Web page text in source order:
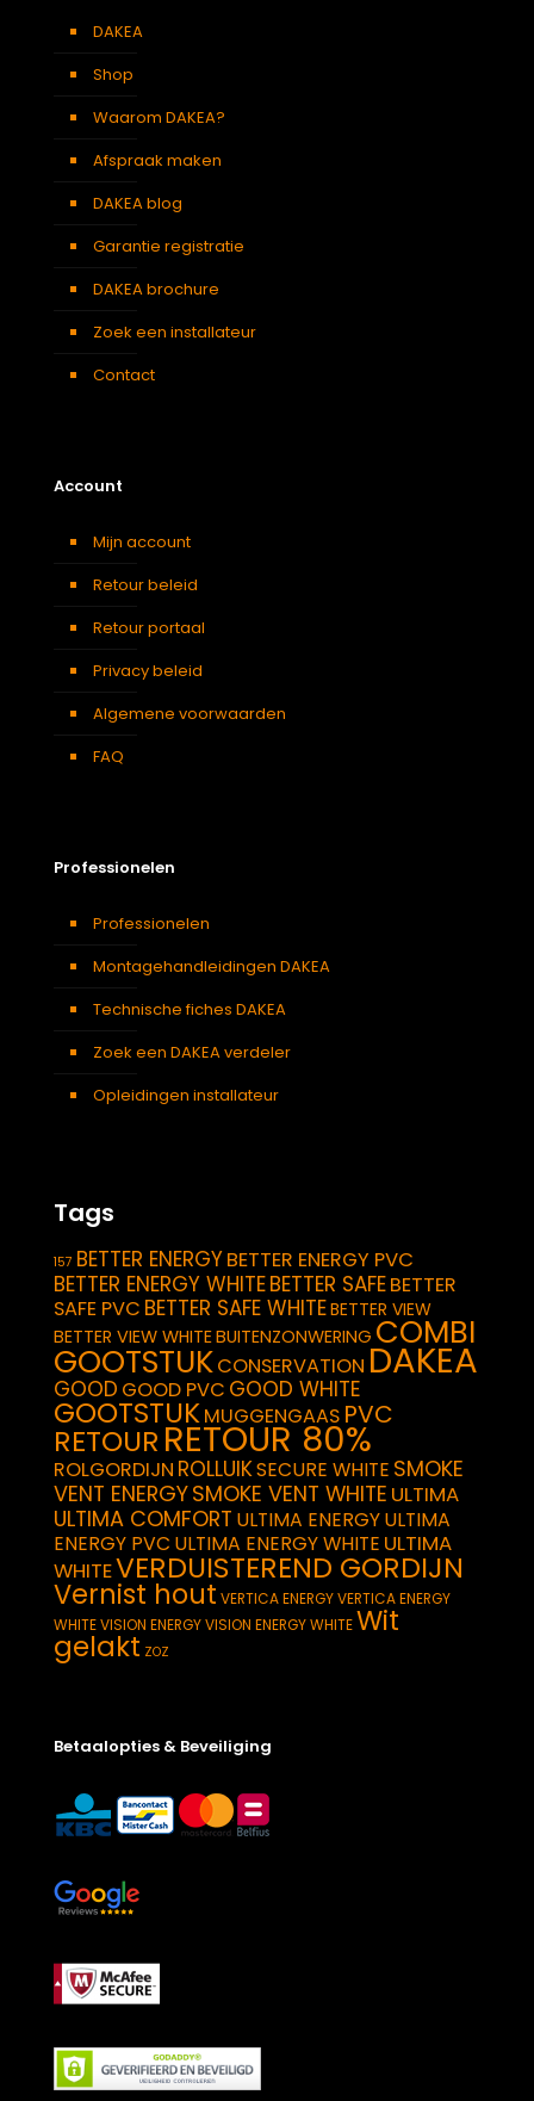
DAKEA
Shop
Waarom DAKEA?
Afspraak maken
DAKEA blog
Garantie registratie
DAKEA brochure
Zoek een installateur
Contact
Account
Mijn account
Retour beleid
Retour portaal
Privacy beleid
Algemene voorwaarden
FAQ
Professionelen
Professionelen
Montagehandleidingen DAKEA
Technische fiches DAKEA
Zoek een DAKEA verdeler
Opleidingen installateur
Tags
157 BETTER ENERGYBETTER ENERGY PVC
BETTER ENERGY WHITEBETTER SAFEBETTER
SAFE PVC BETTER SAFE WHITEBETTER VIEW
BETTER VIEW WHITEBUITENZONWERING COMBI
GOOTSTUKCONSERVATION DAKEA
GOOD GOOD PVC GOOD WHITE
GOOTSTUKMUGGENGAAS PVC
RETOUR RETOUR 80%
ROLGORDIJN ROLLUIKSECURE WHITE SMOKE
VENT ENERGYSMOKE VENT WHITE ULTIMA
ULTIMA COMFORT ULTIMA ENERGYULTIMA
ENERGY PVC ULTIMA ENERGY WHITE ULTIMA
WHITEVERDUISTEREND GORDIJN
Vernist hout VERTICA ENERGYVERTICA ENERGY
WHITEVISION ENERGYVISION ENERGY WHITEWit
gelakt ZOZ
Betaalopties & Beveiliging